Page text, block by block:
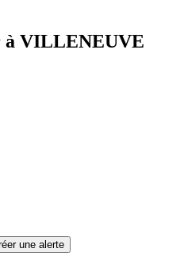
à VILLENEUVE